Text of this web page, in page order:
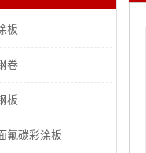
板
卷
板
氟碳彩涂板